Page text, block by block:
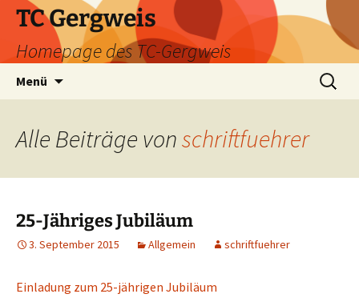
Zum
Inhalt
springen
TC Gergweis
Homepage des TC-Gergweis
Menü
Suchen
nach:
Alle Beiträge vonschriftfuehrer
25-Jähriges Jubiläum
3. September 2015 Allgemein schriftfuehrer
Einladung zum 25-jährigen Jubiläum